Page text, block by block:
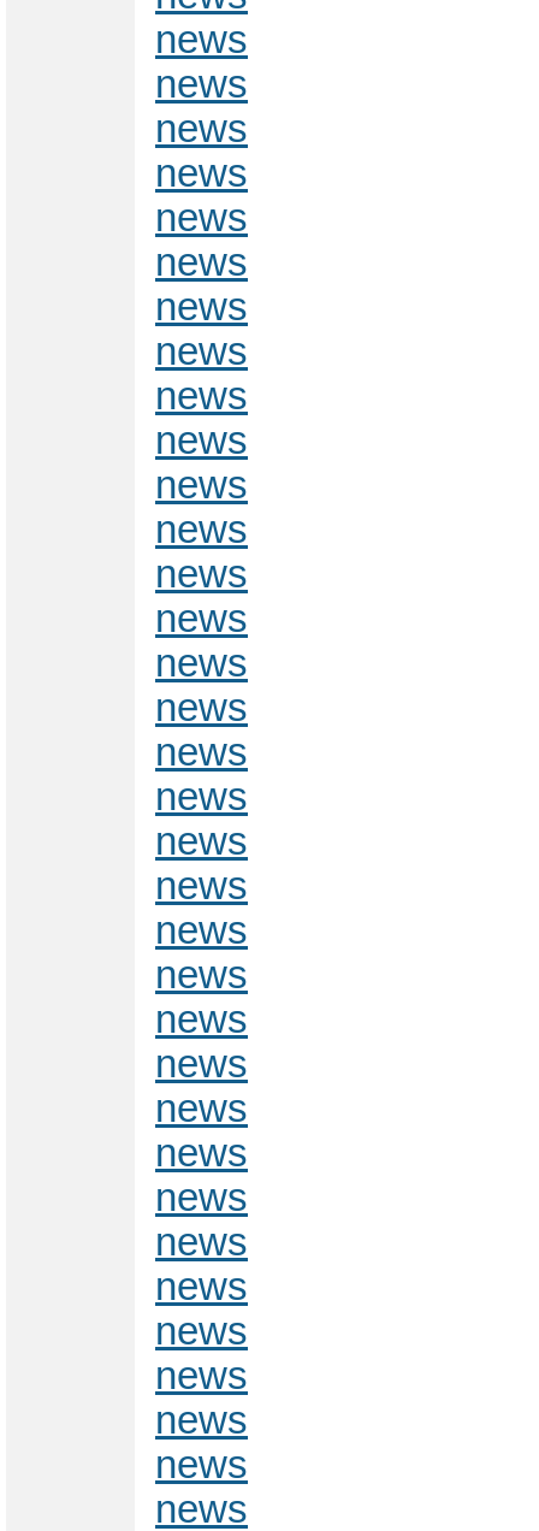
news
news
news
news
news
news
news
news
news
news
news
news
news
news
news
news
news
news
news
news
news
news
news
news
news
news
news
news
news
news
news
news
news
news